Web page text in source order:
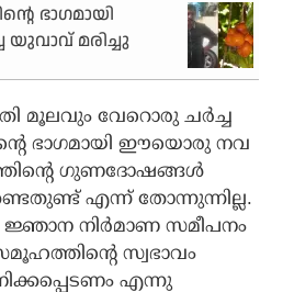
ഭാഗമായി
യുവാവ് മരിച്ചു
മൂലവും വേറൊരു ചർച്ച
ഭാഗമായി ഈയൊരു നവ
ഗുണദോഷങ്ങൾ
എന്ന് തോന്നുന്നില്ല.
നിർമാണ സമീപനം
സ്വഭാവം
എന്നു